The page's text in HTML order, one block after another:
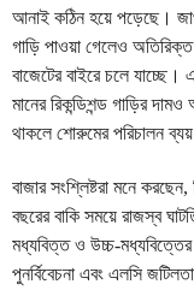
আনাই কঠিন হয়ে পড়েছে।
গাড়ি পাওয়া গেলেও
বাজেটের বাইরে চলে
মানের রিকন্ডিশন্ড গাড়ির
থাকলে শোরুমের পরিচালন
বাজার সংশ্লিষ্টরা মনে
বছরের বাকি সময়ে রাজস্ব
মধ্যবিত্ত ও উচ্চ-
পুনর্বিবেচনা এবং এলসি